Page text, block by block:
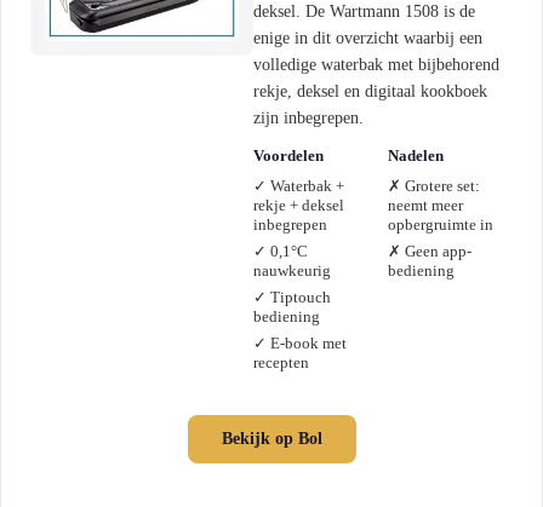
deksel. De Wartmann 1508 is de
enige in dit overzicht waarbij een
volledige waterbak met bijbehorend
rekje, deksel en digitaal kookboek
zijn inbegrepen.
Voordelen
✓ Waterbak +
rekje + deksel
inbegrepen
✓ 0,1°C
nauwkeurig
✓ Tiptouch
bediening
✓ E-book met
recepten
Nadelen
✗ Grotere set:
neemt meer
opbergruimte in
✗ Geen app-
bediening
Bekijk op Bol